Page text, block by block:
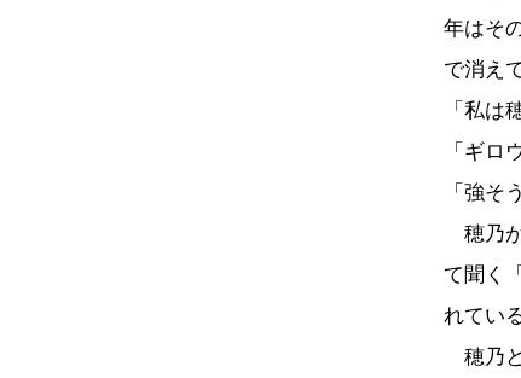
年はそ
で消え
「私は
「ギロ
「強そ
穂乃
て聞く
れてい
穂乃